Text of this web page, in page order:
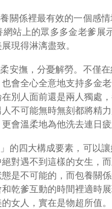
關係裡最有效的一個感
網站上的眾多多金老爹
現得淋漓盡致。
安撫，分憂解勞。不僅
會全心全意地支持多金
別人面前還是兩人獨處
不可能無時無刻都將精
會溫柔地為他洗去連日
的四大構成要素，可以
對遇不到這樣的女生，
是不可能的，而包養關
乾爹互動的時間裡適時
女人，實在是物超所值。